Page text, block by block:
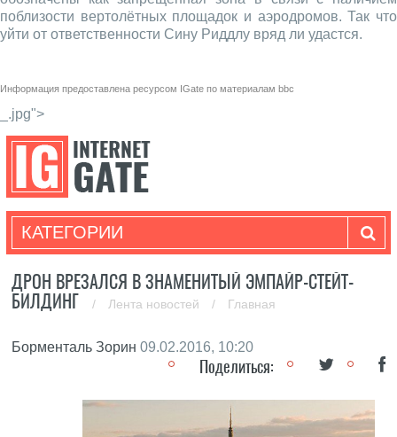
поблизости вертолётных площадок и аэродромов. Так что
уйти от ответственности Сину Риддлу вряд ли удастся.
Информация предоставлена ресурсом IGate по материалам bbc
_.jpg">
КАТЕГОРИИ
ДРОН ВРЕЗАЛСЯ В ЗНАМЕНИТЫЙ ЭМПАЙР-СТЕЙТ-
БИЛДИНГ
/ Лента новостей / Главная
Борменталь Зорин 09.02.2016, 10:20
Поделиться: